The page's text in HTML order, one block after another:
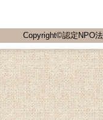
Copyright©認定NPO